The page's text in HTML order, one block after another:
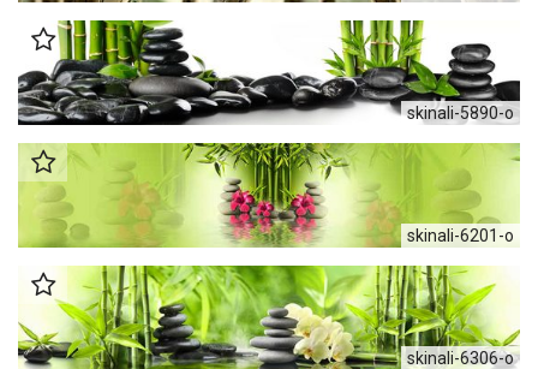
skinali-5890-o
skinali-6201-o
skinali-6306-o